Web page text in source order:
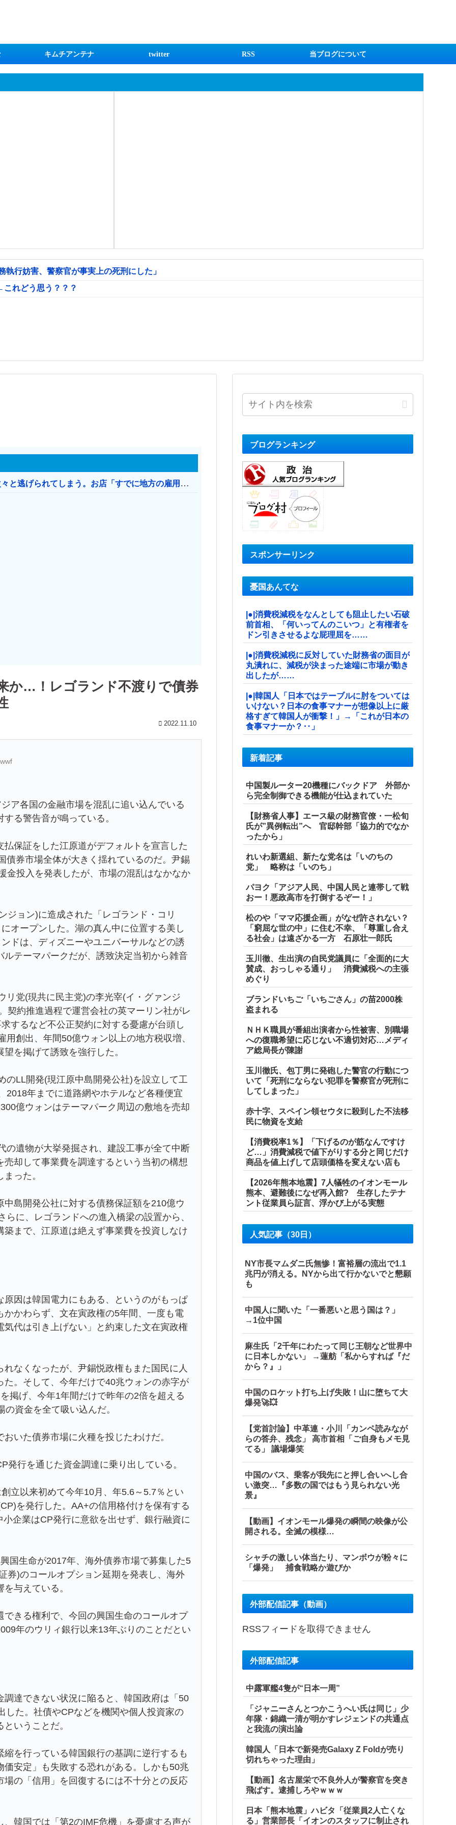
キムチアンテナ twitter RSS 当ブログについて
行妨害、警察官が事実上の死刑にした」
れどう思う？？？
日本のお店、時給1500円でもミャンマー人に次々と逃げられてしまう。お店「すでに地方の雇用は崩壊」
か…！レゴランド不渡りで債券
2022.11.10
各国の金融市場を混乱に追い込んでいる
る警告音が鳴っている。
保証をした江原道がデフォルトを宣言した
債券市場全体が大きく揺れているのだ。尹錫
金投入を発表したが、市場の混乱はなかなか
ョン)に造成された「レゴランド・コリ
オープンした。湖の真ん中に位置する美し
ドは、ディズニーやユニバーサルなどの誘
テーマパークだが、誘致決定当初から雑音
党(現共に民主党)の李光宰(イ・グァンジ
契約推進過程で運営会社の英マーリン社がレ
するなど不公正契約に対する憂慮が台頭し
創出、年間50億ウォン以上の地方税収増、
を掲げて誘致を強行した。
LL開発(現江原中島開発公社)を設立して工
2018年までに道路網やホテルなど各種便宜
億ウォンはテーマパーク周辺の敷地を売却
遺物が大挙発掘され、建設工事が全て中断
却して事業費を調達するという当初の構想
った。
島開発公社に対する債務保証額を210億ウ
に、レゴランドへの進入橋梁の設置から、
まで、江原道は絶えず事業費を投資しなけ
因は韓国電力にもある、というのがもっぱ
かわらず、文在寅政権の5年間、一度も電
代は引き上げない」と約束した文在寅政権
なくなったが、尹錫悦政権もまた国民に人
。そして、今年だけで40兆ウォンの赤字が
掲げ、今年1年間だけで昨年の2倍を超える
資金を全て吸い込んだ。
いた債券市場に火種を投じたわけだ。
行を通じた資金調達に乗り出している。
以来初めて今年10月、年5.6～5.7％とい
を発行した。AA+の信用格付けを保有する
企業はCP発行に意欲を出せず、銀行融資に
生命が2017年、海外債券市場で募集した5
券)のコールオプション延期を発表し、海外
与えている。
きる権利で、今回の興国生命のコールオプ
年のウリィ銀行以来13年ぶりのことだとい
達できない状況に陥ると、韓国政府は「50
した。社債やCPなどを機関や個人投資家の
いうことだ。
を行っている韓国銀行の基調に逆行するも
安定」も失敗する恐れがある。しかも50兆
の「信用」を回復するには不十分との反応
韓国では「第2のIMF危機」を憂慮する声が
ブログランキング
スポンサーリンク
憂国あんてな
|●|消費税減税をなんとしても阻止したい石破
前首相、「何いってんのこいつ」と有権者を
ドン引きさせるよな屁理屈を……
|●|消費税減税に反対していた財務省の面目が
丸潰れに、減税が決まった途端に市場が動き
出したが……
|●|韓国人「日本ではテーブルに肘をついては
いけない？日本の食事マナーが想像以上に厳
格すぎて韓国人が衝撃！」→「これが日本の
食事マナーか？‥」
新着記事
中国製ルーター20機種にバックドア 外部か
ら完全制御できる機能が仕込まれていた
【財務省人事】エース級の財務官僚・一松旬
氏が”異例転出”へ 官邸幹部「協力的でなか
ったから」
れいわ新選組、新たな党名は「いのちの
党」 略称は「いのち」
パヨク「アジア人民、中国人民と連帯して戦
おー！悪政高市を打倒するぞー！」
松のや「ママ応援企画」がなぜ許されない？
「窮屈な世の中」に住む不幸、「尊重し合え
る社会」は遠ざかる一方 石原壮一郎氏
玉川徹、生出演の自民党議員に「全面的に大
賛成、おっしゃる通り」 消費減税への主張
めぐり
ブランドいちご「いちごさん」の苗2000株
盗まれる
ＮＨＫ職員が番組出演者から性被害、別職場
への復職希望に応じない不適切対応…メディ
ア総局長が陳謝
玉川徹氏、包丁男に発砲した警官の行動につ
いて「死刑にならない犯罪を警察官が死刑に
してしまった」
赤十字、スペイン領セウタに殺到した不法移
民に物資を支給
【消費税率1％】「下げるのが筋なんですけ
ど…」消費減税で値下がりする分と同じだけ
商品を値上げして店頭価格を変えない店も
【2026年熊本地震】7人犠牲のイオンモール
熊本、避難後になぜ再入館? 生存したテナ
ント従業員ら証言、浮かび上がる実態
人気記事（30日）
NY市長マムダニ氏無惨！富裕層の流出で1.1
兆円が消える。NYから出て行かないでと懇願
も
中国人に聞いた「一番悪いと思う国は？」
→1位中国
麻生氏「2千年にわたって同じ王朝など世界中
に日本しかない」 →蓮舫「私からすれば『だ
から？』」
中国のロケット打ち上げ失敗！山に堕ちて大
爆発🚀💥
【党首討論】中革連・小川「カンペ読みなが
らの答弁、残念」 高市首相「ご自身もメモ見
てる」 議場爆笑
中国のバス、乗客が我先にと押し合いへし合
い激突…『多数の国ではもう見られない光
景』
【動画】イオンモール爆発の瞬間の映像が公
開される。全滅の模様…
シャチの激しい体当たり、マンボウが粉々に
「爆発」 捕食戦略か遊びか
外部配信記事（動画）
RSSフィードを取得できません
外部配信記事
中露軍艦4隻が“日本一周”
「ジャニーさんとつかこうへい氏は同じ」少
年隊・錦織一清が明かすレジェンドの共通点
と我流の演出論
韓国人「日本で新発売Galaxy Z Foldが売り
切れちゃった理由」
【動画】名古屋栄で不良外人が警察官を突き
飛ばす。逮捕しろやｗｗｗ
日本「熊本地震」ハビタ「従業員2人亡くな
る」営業部長「イオンのスタッフに制止され